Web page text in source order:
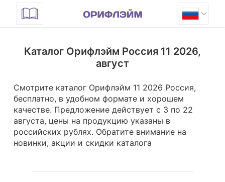
Каталог Орифлэйм Россия 11 2026,
август
Смотрите каталог Орифлэйм 11 2026 Россия,
бесплатно, в удобном формате и хорошем
качестве. Предложение действует с 3 по 22
августа, цены на продукцию указаны в
российских рублях. Обратите внимание на
новинки, акции и скидки каталога